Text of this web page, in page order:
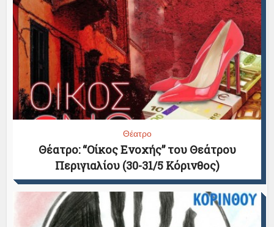
Θέατρο
Θέατρο: “Οίκος Ενοχής” του Θεάτρου
Περιγιαλίου (30-31/5 Κόρινθος)